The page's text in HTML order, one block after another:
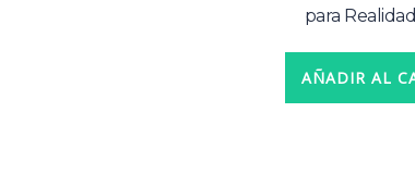
para
AÑADIR AL